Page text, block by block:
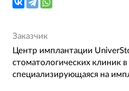
Заказчик
Центр имплантации
стоматологических клиник
специализирующаяся на